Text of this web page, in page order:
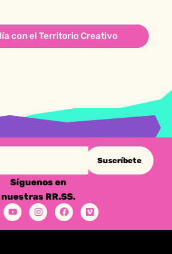
con el Territorio Creativo
Suscríbete
Síguenos en
nuestras RR.SS.